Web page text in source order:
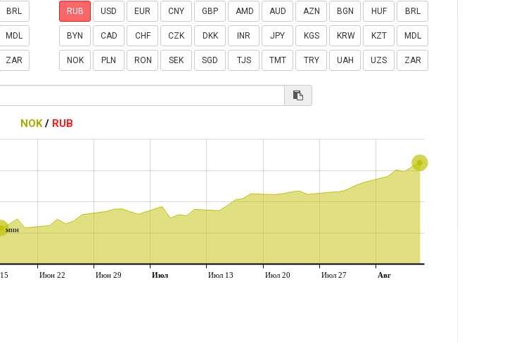
BRL
MDL
ZAR
RUB USD EUR CNY GBP AMD AUD AZN BGN HUF BRL
BYN CAD CHF CZK DKK INR JPY KGS KRW KZT MDL
NOK PLN RON SEK SGD TJS TMT TRY UAH UZS ZAR
NOK/ RUB
мин
Июн 22 Июн 29 Июл Июл 13 Июл 20 Июл 27 Авг